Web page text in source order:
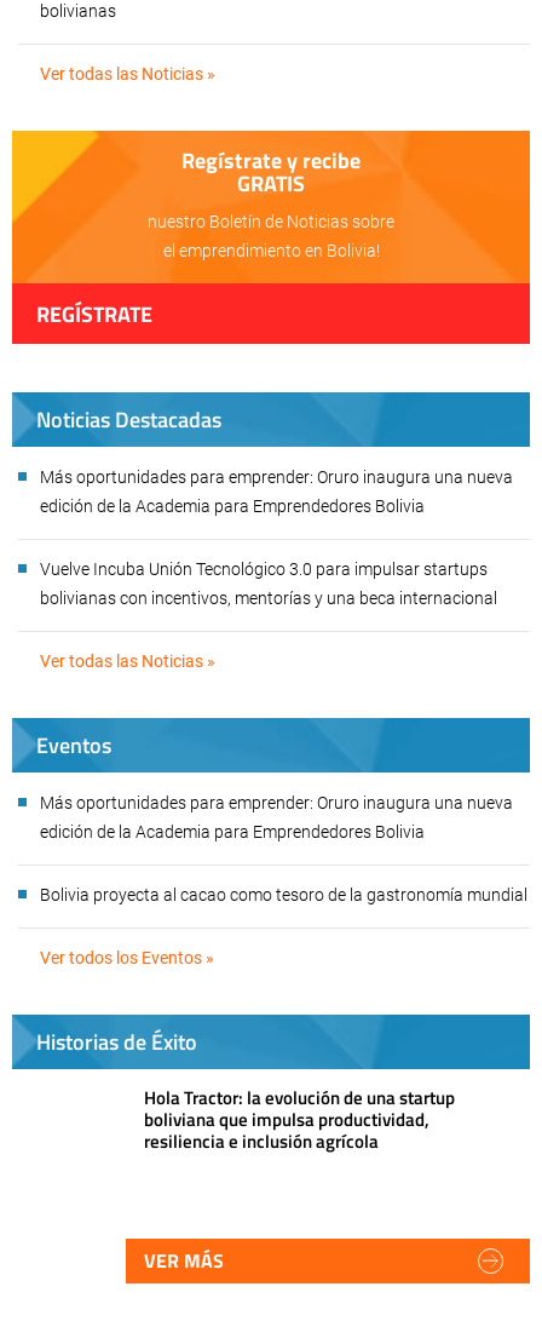
bolivianas
Ver todas las Noticias »
Regístrate y recibe
GRATIS
nuestro Boletín de Noticias sobre
el emprendimiento en Bolivia!
REGÍSTRATE
Noticias Destacadas
Más oportunidades para emprender: Oruro inaugura una nueva
edición de la Academia para Emprendedores Bolivia
Vuelve Incuba Unión Tecnológico 3.0 para impulsar startups
bolivianas con incentivos, mentorías y una beca internacional
Ver todas las Noticias »
Eventos
Más oportunidades para emprender: Oruro inaugura una nueva
edición de la Academia para Emprendedores Bolivia
Bolivia proyecta al cacao como tesoro de la gastronomía mundial
Ver todos los Eventos »
Historias de Éxito
Hola Tractor: la evolución de una startup
boliviana que impulsa productividad,
resiliencia e inclusión agrícola
VER MÁS